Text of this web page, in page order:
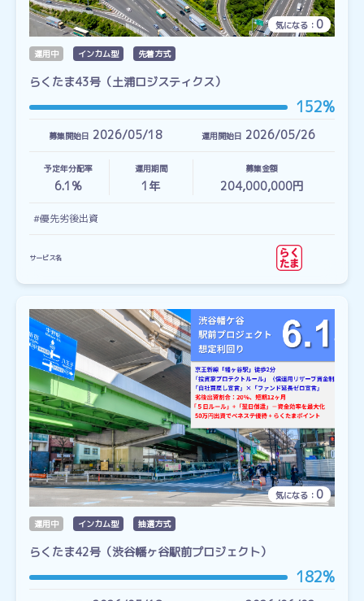
気になる： 0
運用中 インカム型 先着方式
らくたま43号（土浦ロジスティクス）
152%
募集開始日 2026/05/18 運用開始日 2026/05/26
予定年分配率
6.1%
運用期間
1 年
募集金額
204,000,000円
#優先劣後出資
サービス名
気になる： 0
運用中 インカム型 抽選方式
らくたま42号（渋谷幡ヶ谷駅前プロジェクト）
182%